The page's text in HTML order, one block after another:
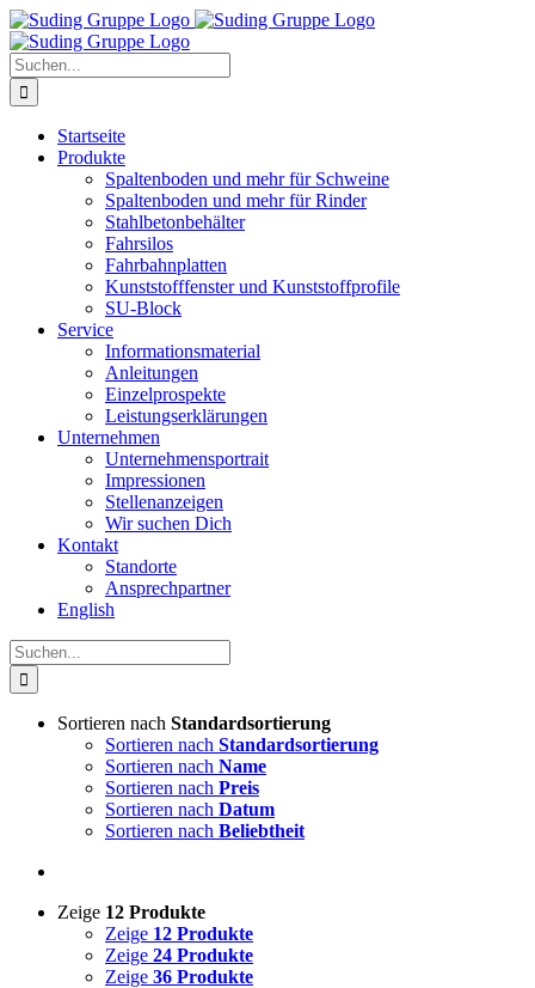
Zum
Inhalt
springen
Suche
nach:
Startseite
Produkte
Spaltenboden und mehr für Schweine
Spaltenboden und mehr für Rinder
Stahlbetonbehälter
Fahrsilos
Fahrbahnplatten
Kunststofffenster und Kunststoffprofile
SU-Block
Service
Informationsmaterial
Anleitungen
Einzelprospekte
Leistungserklärungen
Unternehmen
Unternehmensportrait
Impressionen
Stellenanzeigen
Wir suchen Dich
Kontakt
Standorte
Ansprechpartner
English
Suche
nach:
Sortieren nach Standardsortierung
Sortieren nach Standardsortierung
Sortieren nach Name
Sortieren nach Preis
Sortieren nach Datum
Sortieren nach Beliebtheit
Zeige 12 Produkte
Zeige 12 Produkte
Zeige 24 Produkte
Zeige 36 Produkte